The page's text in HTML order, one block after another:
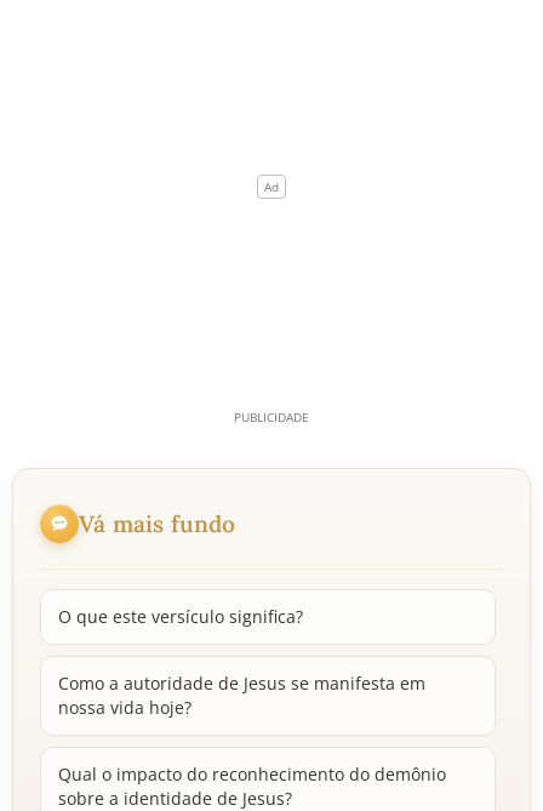
Vá mais fundo
O que este versículo significa?
Como a autoridade de Jesus se manifesta em
nossa vida hoje?
Qual o impacto do reconhecimento do demônio
sobre a identidade de Jesus?